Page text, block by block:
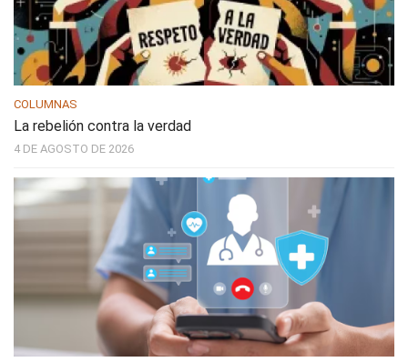
COLUMNAS
La rebelión contra la verdad
4 DE AGOSTO DE 2026